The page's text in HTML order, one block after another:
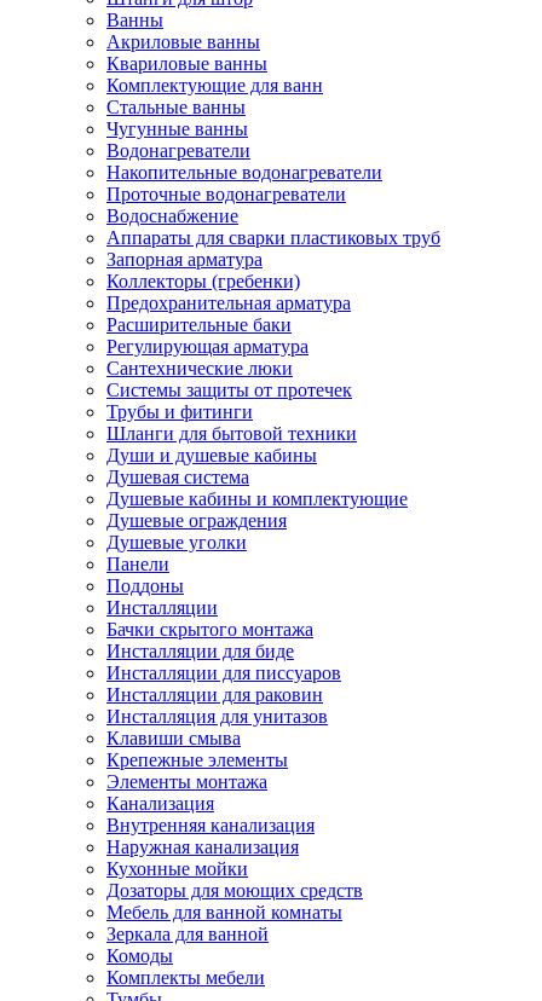
Ванны
Акриловые ванны
Квариловые ванны
Комплектующие для ванн
Стальные ванны
Чугунные ванны
Водонагреватели
Накопительные водонагреватели
Проточные водонагреватели
Водоснабжение
Аппараты для сварки пластиковых труб
Запорная арматура
Коллекторы (гребенки)
Предохранительная арматура
Расширительные баки
Регулирующая арматура
Сантехнические люки
Системы защиты от протечек
Трубы и фитинги
Шланги для бытовой техники
Души и душевые кабины
Душевая система
Душевые кабины и комплектующие
Душевые ограждения
Душевые уголки
Панели
Поддоны
Инсталляции
Бачки скрытого монтажа
Инсталляции для биде
Инсталляции для писсуаров
Инсталляции для раковин
Инсталляция для унитазов
Клавиши смыва
Крепежные элементы
Элементы монтажа
Канализация
Внутренняя канализация
Наружная канализация
Кухонные мойки
Дозаторы для моющих средств
Мебель для ванной комнаты
Зеркала для ванной
Комоды
Комплекты мебели